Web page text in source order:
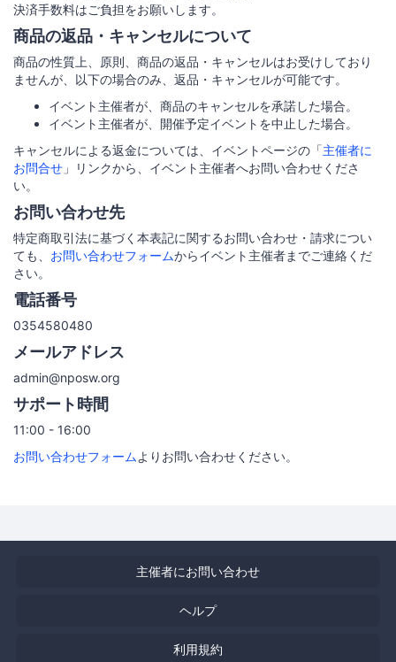
決済手数料はご負担をお願いします。
商品の返品・キャンセルについて
商品の性質上、原則、商品の返品・キャンセルはお受けしており
ませんが、以下の場合のみ、返品・キャンセルが可能です。
イベント主催者が、商品のキャンセルを承諾した場合。
イベント主催者が、開催予定イベントを中止した場合。
キャンセルによる返金については、イベントページの「主催者に
お問合せ 」リンクから、イベント主催者へお問い合わせくださ
い。
お問い合わせ先
特定商取引法に基づく本表記に関するお問い合わせ・請求につい
ても、 お問い合わせフォームからイベント主催者までご連絡くだ
さい。
電話番号
0354580480
メールアドレス
admin@nposw.org
サポート時間
11:00 - 16:00
お問い合わせフォームよりお問い合わせください。
主催者にお問い合わせ
ヘルプ
利用規約